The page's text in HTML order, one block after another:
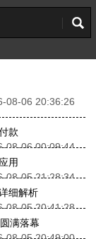
08-06 20:36:26
款
08-06 00:09:44
用
08-05 21:28:34
细解析
08-05 20:41:28
满落幕